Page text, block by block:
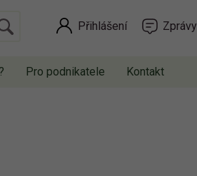
Přihlášení Zprávy
Pro podnikatele Kontakt